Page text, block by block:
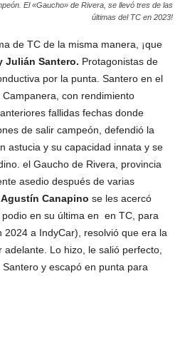
El «Gaucho» de Rivera, se llevó tres de las
últimas del TC en 2023!
de TC de la misma manera, ¡que
Julián Santero. Protagonistas de
por la punta. Santero en el
con rendimiento
fallidas fechas donde
de salir campeón, defendió la
astucia y su capacidad innata y se
el Gaucho de Rivera, provincia
asedio después de varias
Agustín Canapino se les acercó
en su última en en TC, para
a IndyCar), resolvió que era la
Lo hizo, le salió perfecto,
y escapó en punta para